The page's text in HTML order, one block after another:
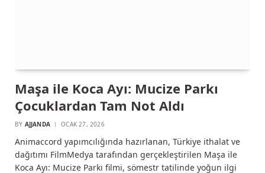
Maşa ile Koca Ayı: Mucize Parkı
Çocuklardan Tam Not Aldı
BY AJJANDA OCAK 27, 2026
Animaccord yapımcılığında hazırlanan, Türkiye ithalat ve
dağıtımı FilmMedya tarafından gerçekleştirilen Maşa ile
Koca Ayı: Mucize Parkı filmi, sömestr tatilinde yoğun ilgi